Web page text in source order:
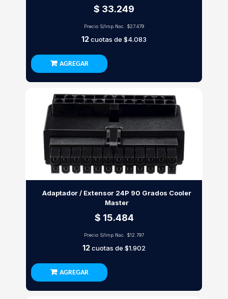
$ 33.249
Precio S/Imp.Nac. $27.479
12cuotas de $4.083
AGREGAR
Adaptador / Extensor 24P 90 Grados Cooler
Master
$ 15.484
Precio S/Imp.Nac. $12.797
12cuotas de $1.902
AGREGAR